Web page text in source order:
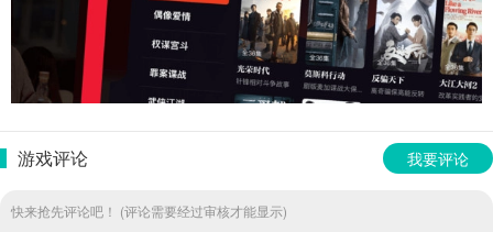
游戏评论 我要评论
快来抢先评论吧！ (评论需要经过审核才能显示)